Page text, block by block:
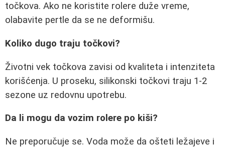
točkova. Ako ne koristite rolere duže vreme,
olabavite pertle da se ne deformišu.
Koliko dugo traju točkovi?
Životni vek točkova zavisi od kvaliteta i intenziteta
korišćenja. U proseku, silikonski točkovi traju 1-2
sezone uz redovnu upotrebu.
Da li mogu da vozim rolere po kiši?
Ne preporučuje se. Voda može da ošteti ležajeve i